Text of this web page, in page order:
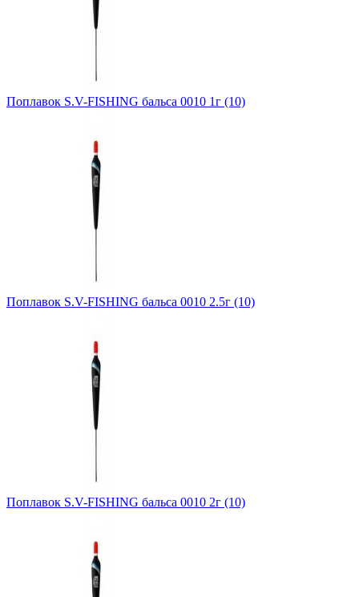
Поплавок S.V-FISHING бальса 0010 1г (10)
Поплавок S.V-FISHING бальса 0010 2.5г (10)
Поплавок S.V-FISHING бальса 0010 2г (10)